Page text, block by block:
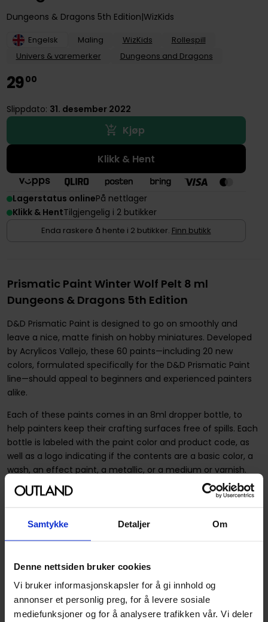
Samtykke Detaljer Om
Denne nettsiden bruker cookies
Vi bruker informasjonskapsler for å gi innhold og
annonser et personlig preg, for å levere sosiale
mediefunksjoner og for å analysere trafikken vår. Vi deler
Dungeons & Dragons 5th Edition WizKids
Engelsk Maling WizKids
Rollespill
Univers & varemerker
Dungeons and Dragons
2900
Slippdato: 31. desember 2022
Kjøp
Klikk & Hent
Lagerstatus onlinePå nettlager
Klikk & HentTilgjengelig i 2 butikker
Enda raskere å hente i 2 butikker. Finn butikk
Prismatic Paint Winter Wolf Pelt 8 ml
Dungeons & Dragons 5th Edition
D&D Prismatic Paint is designed to go on smoothly and
leave a nice, matte finish on hobby miniatures. Developed
by Acrylicos Vallejo, these 60 paints—including 20 new
colors, formulated specifically for the D&D Prismatic Paint
line—should appeal to beginners and experienced painters
alike.
Each of these paints comes in an 8ml dropper bottle, to
help painters keep their crafting surfaces free of spills. Each
bottle is labeled with the paint color and product code, as
well as a logo indicating if the contents are a basic color, a
wash, an effect paint, a metallic, or a medium or varnish.
Serie
Dungeons & Dragons 5th
Edition